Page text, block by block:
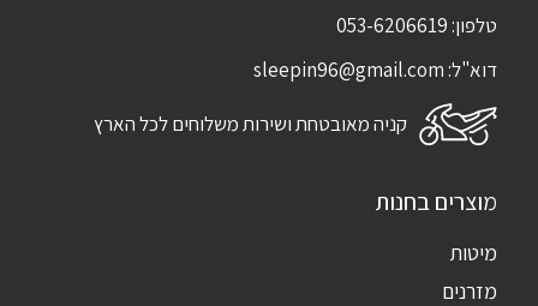
טלפון:053-6206619
דוא"ל:sleepin96@gmail.com
קניה מאובטחת ושירות משלוחים לכל הארץ
מוצרים בחנות
מיטות
מזרנים